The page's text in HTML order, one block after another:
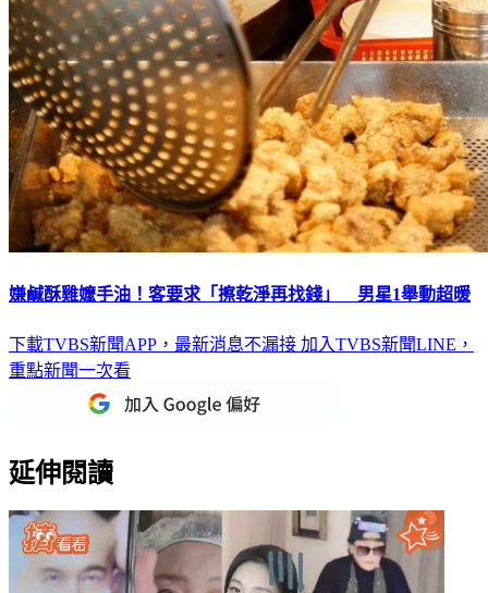
嫌鹹酥雞嬤手油！客要求「擦乾淨再找錢」 男星1舉動超暖
下載TVBS新聞APP，最新消息不漏接 加入TVBS新聞LINE，
重點新聞一次看
延伸閱讀